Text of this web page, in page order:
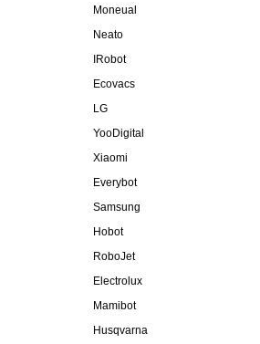
Moneual
Neato
IRobot
Ecovacs
LG
YooDigital
Xiaomi
Everybot
Samsung
Hobot
RoboJet
Electrolux
Mamibot
Husqvarna